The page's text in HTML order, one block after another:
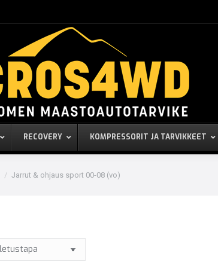
RECOVERY KOMPRESSORIT JA TARVIKKEET
Jarrut & ohjaus sport 00-08 (vo)